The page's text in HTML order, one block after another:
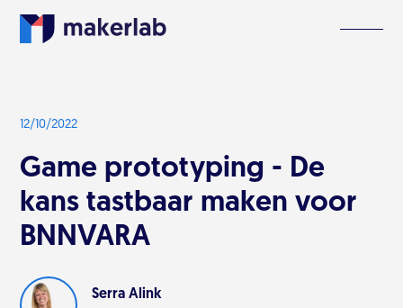
12/10/2022
Game prototyping - De
kans tastbaar maken voor
BNNVARA
Serra Alink